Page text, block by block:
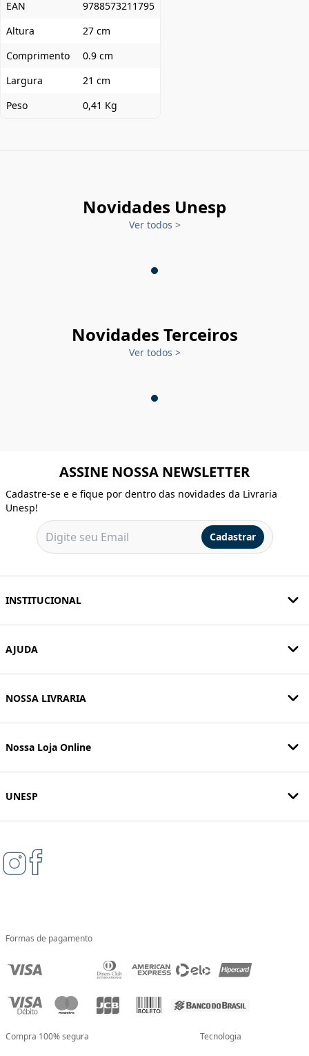
EAN
9788573211795
Altura
27 cm
Comprimento
0.9 cm
Largura
21 cm
Peso
0,41 Kg
Novidades Unesp
Ver todos >
Novidades Terceiros
Ver todos >
ASSINE NOSSA NEWSLETTER
Cadastre-se e e fique por dentro das novidades da Livraria
Unesp!
Cadastrar
INSTITUCIONAL
AJUDA
NOSSA LIVRARIA
Nossa Loja Online
UNESP
Formas de pagamento
Compra 100% segura Tecnologia